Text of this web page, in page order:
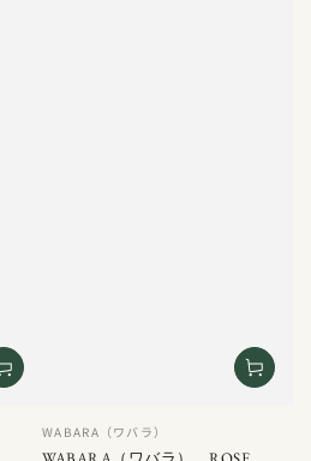
ベ
ン
WABARA（ワバラ）